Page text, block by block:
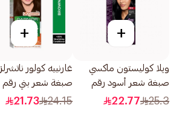
+
ويلا كوليستون ماكسي
صبغة شعر أسود رقم
302/0 1قطعة
25.3
22.77
+
غارنييه كولور ناتشرلز
1قطعة
24.15
21.73